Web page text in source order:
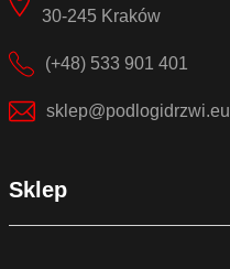
30-245 Kraków
(+48) 533 901 401
sklep@podlogidrzwi.eu
Sklep